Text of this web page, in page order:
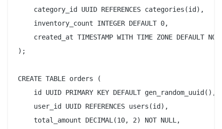
    category_id UUID REFERENCES categories(id),
    inventory_count INTEGER DEFAULT 0,
created_at TIMESTAMP WITH TIME ZONE DEFAULT
);
CREATE TABLE orders (
    id UUID PRIMARY KEY DEFAULT gen_random_uuid(),
    user_id UUID REFERENCES users(id),
    total_amount DECIMAL(10, 2) NOT NULL,